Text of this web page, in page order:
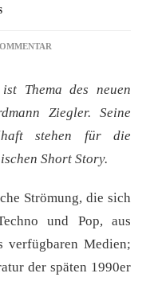
UND
ANDERE
ERZÄHLUNGEN“
Thema des neuen
Ziegler. Seine
stehen für die
Short Story.
Strömung, die sich
und Pop, aus
verfügbaren Medien;
der späten 1990er